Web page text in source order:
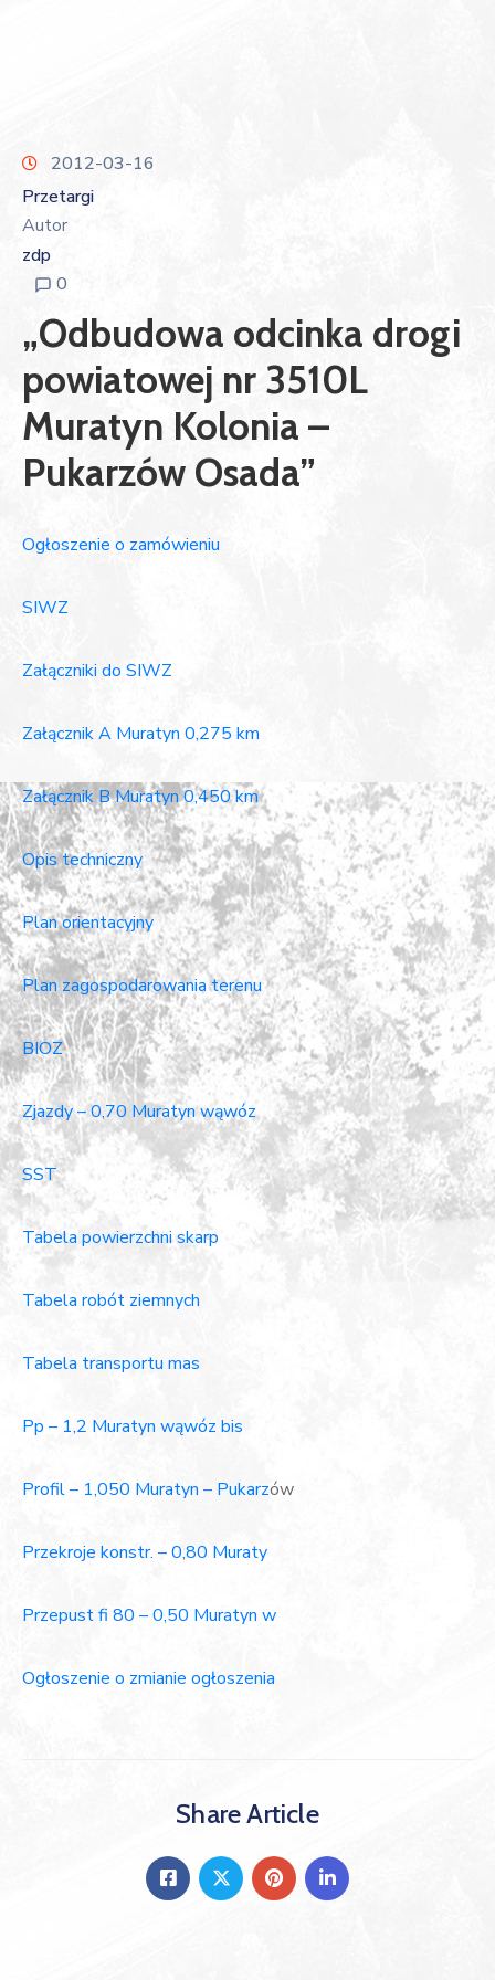
2012-03-16
Przetargi
Autor
zdp
0
„Odbudowa odcinka drogi
powiatowej nr 3510L
Muratyn Kolonia –
Pukarzów Osada”
Ogłoszenie o zamówieniu
SIWZ
Załączniki do SIWZ
Załącznik A Muratyn 0,275 km
Załącznik B Muratyn 0,450 km
Opis techniczny
Plan orientacyjny
Plan zagospodarowania terenu
BIOZ
Zjazdy – 0,70 Muratyn wąwóz
SST
Tabela powierzchni skarp
Tabela robót ziemnych
Tabela transportu mas
Pp – 1,2 Muratyn wąwóz bis
Profil – 1,050 Muratyn – Pukarzów
Przekroje konstr. – 0,80 Muraty
Przepust fi 80 – 0,50 Muratyn w
Ogłoszenie o zmianie ogłoszenia
Share Article